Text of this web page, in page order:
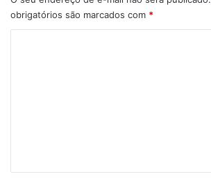
obrigatórios são marcados com *